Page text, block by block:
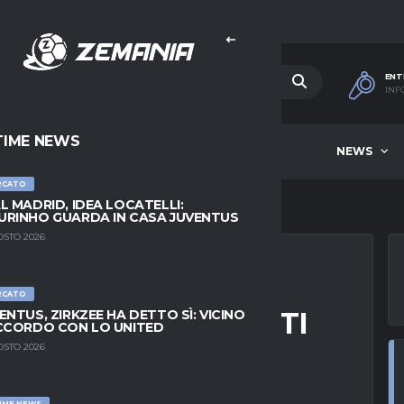
NEWS
NEWS
MADRID, IDEA LOCATELLI:
GUARDA IN CASA JUVENTUS
2026
ZIRKZEE HA DETTO SÌ: VICINO
CON LO UNITED
2026
ANCELOTTI
AL REAL